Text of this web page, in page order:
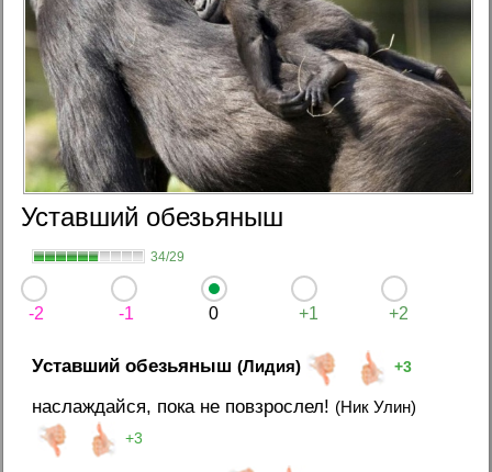
Уставший обезьяныш
34/29
-2 -1 0 +1 +2
Уставший обезьяныш(Лидия) +3
наслаждайся, пока не повзрослел! (Ник Улин)
+3